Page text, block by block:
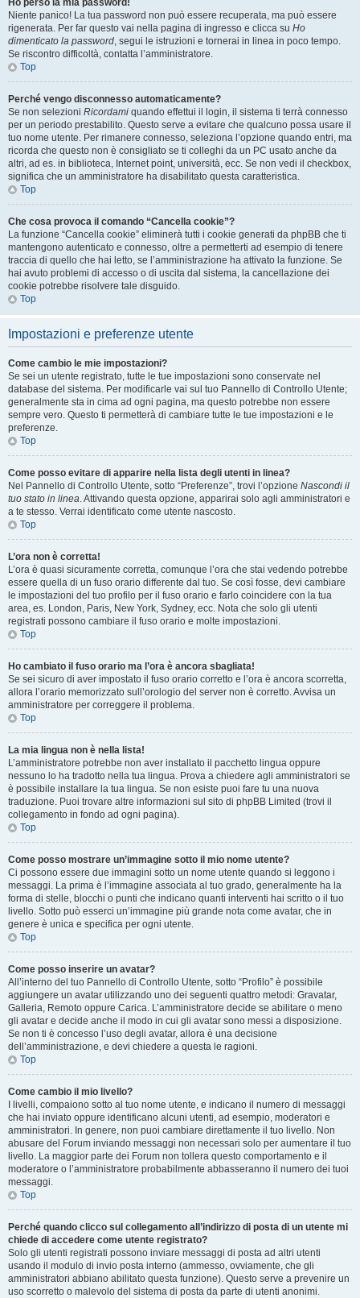
Ho perso la mia password!
Niente panico! La tua password non può essere recuperata, ma può essere
rigenerata. Per far questo vai nella pagina di ingresso e clicca su Ho
dimenticato la password, segui le istruzioni e tornerai in linea in poco tempo.
Se riscontro difficoltà, contatta l’amministratore.
Top
Perché vengo disconnesso automaticamente?
Se non selezioni Ricordami quando effettui il login, il sistema ti terrà connesso
per un periodo prestabilito. Questo serve a evitare che qualcuno possa usare il
tuo nome utente. Per rimanere connesso, seleziona l’opzione quando entri, ma
ricorda che questo non è consigliato se ti colleghi da un PC usato anche da
altri, ad es. in biblioteca, Internet point, università, ecc. Se non vedi il checkbox,
significa che un amministratore ha disabilitato questa caratteristica.
Top
Che cosa provoca il comando “Cancella cookie”?
La funzione “Cancella cookie” eliminerà tutti i cookie generati da phpBB che ti
mantengono autenticato e connesso, oltre a permetterti ad esempio di tenere
traccia di quello che hai letto, se l’amministrazione ha attivato la funzione. Se
hai avuto problemi di accesso o di uscita dal sistema, la cancellazione dei
cookie potrebbe risolvere tale disguido.
Top
Impostazioni e preferenze utente
Come cambio le mie impostazioni?
Se sei un utente registrato, tutte le tue impostazioni sono conservate nel
database del sistema. Per modificarle vai sul tuo Pannello di Controllo Utente;
generalmente sta in cima ad ogni pagina, ma questo potrebbe non essere
sempre vero. Questo ti permetterà di cambiare tutte le tue impostazioni e le
preferenze.
Top
Come posso evitare di apparire nella lista degli utenti in linea?
Nel Pannello di Controllo Utente, sotto “Preferenze”, trovi l’opzione Nascondi il
tuo stato in linea. Attivando questa opzione, apparirai solo agli amministratori e
a te stesso. Verrai identificato come utente nascosto.
Top
L’ora non è corretta!
L’ora è quasi sicuramente corretta, comunque l’ora che stai vedendo potrebbe
essere quella di un fuso orario differente dal tuo. Se così fosse, devi cambiare
le impostazioni del tuo profilo per il fuso orario e farlo coincidere con la tua
area, es. London, Paris, New York, Sydney, ecc. Nota che solo gli utenti
registrati possono cambiare il fuso orario e molte impostazioni.
Top
Ho cambiato il fuso orario ma l’ora è ancora sbagliata!
Se sei sicuro di aver impostato il fuso orario corretto e l’ora è ancora scorretta,
allora l’orario memorizzato sull’orologio del server non è corretto. Avvisa un
amministratore per correggere il problema.
Top
La mia lingua non è nella lista!
L’amministratore potrebbe non aver installato il pacchetto lingua oppure
nessuno lo ha tradotto nella tua lingua. Prova a chiedere agli amministratori se
è possibile installare la tua lingua. Se non esiste puoi fare tu una nuova
traduzione. Puoi trovare altre informazioni sul sito di phpBB Limited (trovi il
collegamento in fondo ad ogni pagina).
Top
Come posso mostrare un’immagine sotto il mio nome utente?
Ci possono essere due immagini sotto un nome utente quando si leggono i
messaggi. La prima è l’immagine associata al tuo grado, generalmente ha la
forma di stelle, blocchi o punti che indicano quanti interventi hai scritto o il tuo
livello. Sotto può esserci un’immagine più grande nota come avatar, che in
genere è unica e specifica per ogni utente.
Top
Come posso inserire un avatar?
All’interno del tuo Pannello di Controllo Utente, sotto “Profilo” è possibile
aggiungere un avatar utilizzando uno dei seguenti quattro metodi: Gravatar,
Galleria, Remoto oppure Carica. L’amministratore decide se abilitare o meno
gli avatar e decide anche il modo in cui gli avatar sono messi a disposizione.
Se non ti è concesso l’uso degli avatar, allora è una decisione
dell’amministrazione, e devi chiedere a questa le ragioni.
Top
Come cambio il mio livello?
I livelli, compaiono sotto al tuo nome utente, e indicano il numero di messaggi
che hai inviato oppure identificano alcuni utenti, ad esempio, moderatori e
amministratori. In genere, non puoi cambiare direttamente il tuo livello. Non
abusare del Forum inviando messaggi non necessari solo per aumentare il tuo
livello. La maggior parte dei Forum non tollera questo comportamento e il
moderatore o l’amministratore probabilmente abbasseranno il numero dei tuoi
messaggi.
Top
Perché quando clicco sul collegamento all’indirizzo di posta di un utente mi
chiede di accedere come utente registrato?
Solo gli utenti registrati possono inviare messaggi di posta ad altri utenti
usando il modulo di invio posta interno (ammesso, ovviamente, che gli
amministratori abbiano abilitato questa funzione). Questo serve a prevenire un
uso scorretto o malevolo del sistema di posta da parte di utenti anonimi.